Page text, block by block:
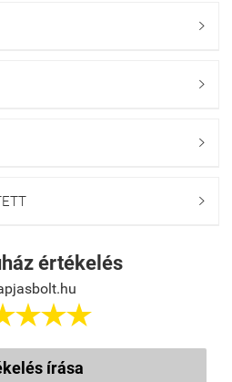




értékelés

írása